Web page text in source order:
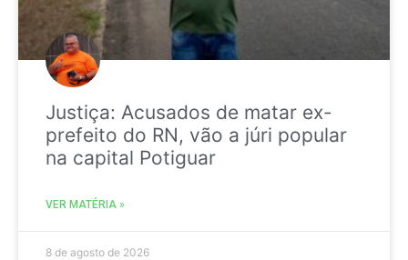
Justiça: Acusados de matar ex-
prefeito do RN, vão a júri popular
na capital Potiguar
VER MATÉRIA »
8 de agosto de 2026